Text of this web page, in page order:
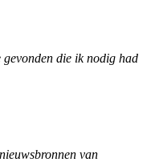
die ik nodig had
van